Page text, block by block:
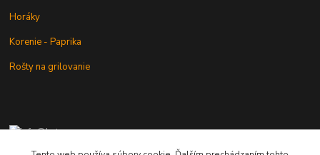
Horáky
Korenie - Paprika
Rošty na grilovanie
+421 902 212 007
od 8:00 - do 16:00 hod